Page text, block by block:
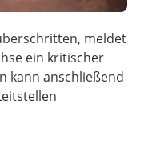
meldet
ein kritischer
kann anschließend